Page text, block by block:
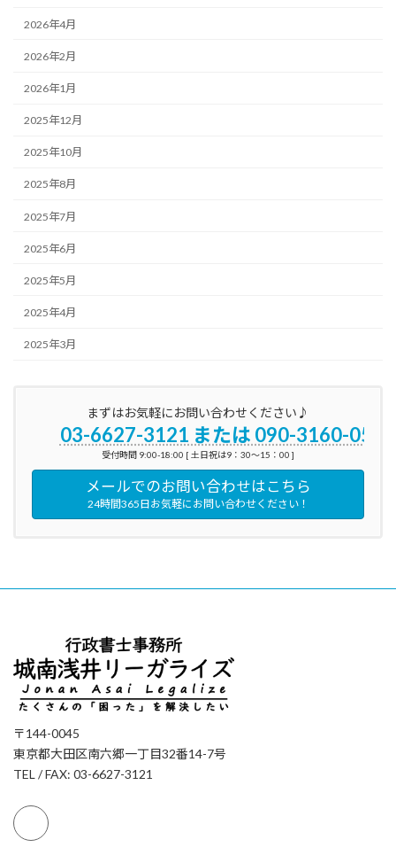
2026年4月
2026年2月
2026年1月
2025年12月
2025年10月
2025年8月
2025年7月
2025年6月
2025年5月
2025年4月
2025年3月
まずはお気軽にお問い合わせください♪
03-6627-3121 または 090-3160-0596
受付時間 9:00-18:00 [ 土日祝は9：30～15：00 ]
メールでのお問い合わせはこちら
24時間365日お気軽にお問い合わせください！
〒144-0045
東京都大田区南六郷一丁目32番14-7号
TEL / FAX: 03-6627-3121